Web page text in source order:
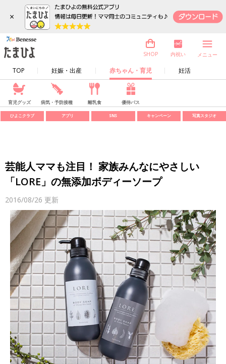
×
TOP 妊娠・出産 赤ちゃん・育児 妊活
SHOP 内祝い メニュー
育児グッズ 病気・予防接種 離乳食 優待パス
ひよこクラブ アプリ SNS キャンペーン 写真スタジオ
芸能人ママも注目！ 家族みんなにやさしい
「LORE」の無添加ボディーソープ
2016/08/26 更新